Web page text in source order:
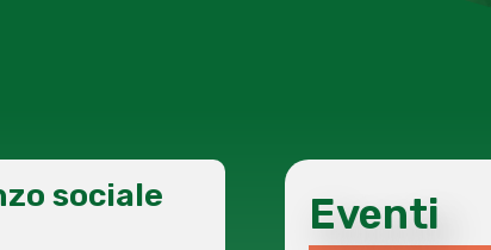
sociale
Eventi